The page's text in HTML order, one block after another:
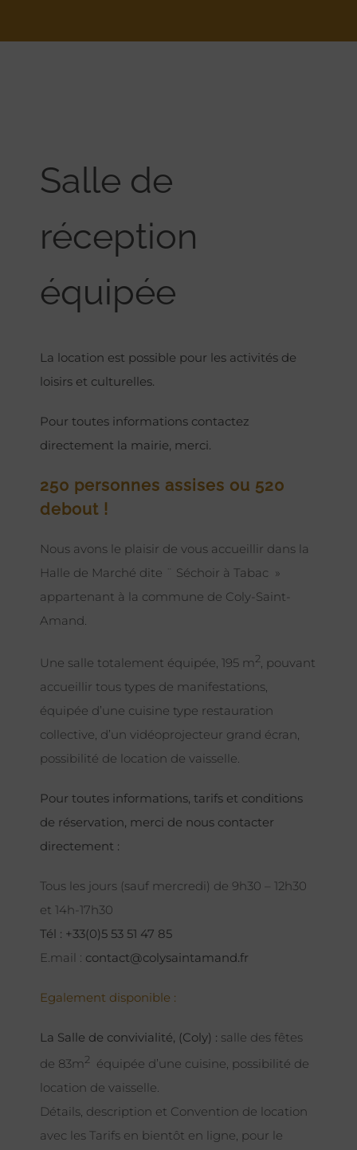
Salle de
réception
équipée
La location est possible pour les activités de
loisirs et culturelles.
Pour toutes informations contactez
directement la mairie, merci.
250 personnes assises ou 520
debout !
Nous avons le plaisir de vous accueillir dans la
Halle de Marché dite ¨ Séchoir à Tabac »
appartenant à la commune de Coly-Saint-
Amand.
Une salle totalement équipée, 195 m2, pouvant
accueillir tous types de manifestations,
équipée d’une cuisine type restauration
collective, d’un vidéoprojecteur grand écran,
possibilité de location de vaisselle.
Pour toutes informations, tarifs et conditions
de réservation, merci de nous contacter
directement :
Tous les jours (sauf mercredi) de 9h30 – 12h30
et 14h-17h30
Tél : +33(0)5 53 51 47 85
E.mail : contact@colysaintamand.fr
Egalement disponible :
La Salle de convivialité, (Coly) : salle des fêtes
de 83m2
équipée d’une cuisine, possibilité de
location de vaisselle.
Détails, description et Convention de location
avec les Tarifs en bientôt en ligne, pour le